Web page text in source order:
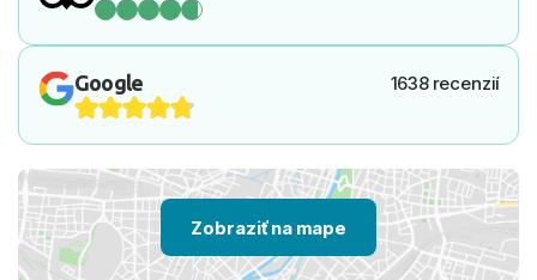
Google 1638 recenzií
Zobraziť na mape